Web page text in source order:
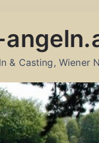
& Casting, Wiener